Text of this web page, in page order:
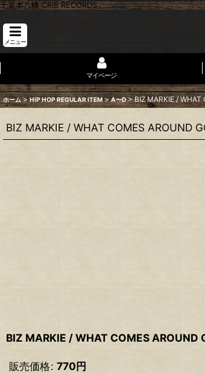
千葉本八幡 CRIB RECORDS
メニュー
マイページ
ホーム > HIP HOP REGULAR ITEM > A〜D > BIZ MARKIE / WHAT
BIZ MARKIE / WHAT COMES AROUND
BIZ MARKIE / WHAT COMES AROUND
販売価格: 770円